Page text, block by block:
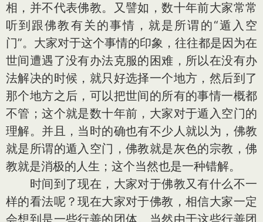
相，并不代表佛教。又譬如，数十年前大家常常
听到跟佛教有关的事情，就是所谓的“遁入空
门”。大家对于这个事情的印象，往往都是因为在
世间遭遇了没有办法克服的困难，所以在没有办
法解决的时候，就只好选择一个地方，然后到了
那个地方之后，可以把世间的所有的事情一概都
不管；这个就是数十年前，大家对于遁入空门的
理解。并且，当时的确也有不少人就以为，佛教
就是所谓的遁入空门，佛教就是灰色的宗教，佛
教就是消极的人生；这个当然也是一种错解。
时间到了现在，大家对于佛教又有什么不一
样的看法呢？现在大家对于佛教，相信大家一定
会想到是一些行善的团体。当然由于这些行善团